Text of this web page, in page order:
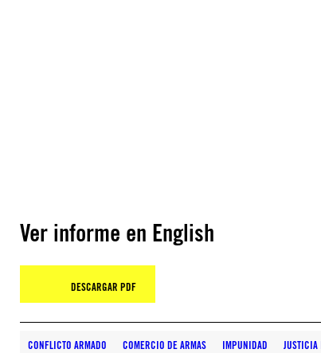
Ver informe en English
DESCARGAR PDF
CONFLICTO ARMADO COMERCIO DE ARMAS IMPUNIDAD JUSTICIA